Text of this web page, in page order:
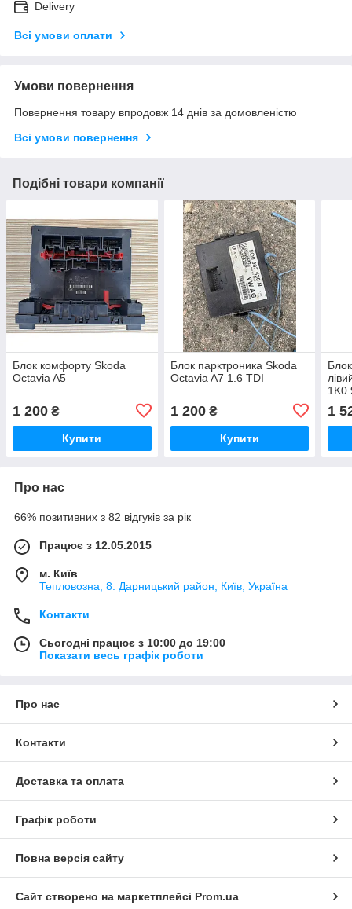
Delivery
Всі умови оплати
Умови повернення
Повернення товару впродовж 14 днів за домовленістю
Всі умови повернення
Подібні товари компанії
Блок комфорту Skoda
Octavia A5
1 200 ₴
Купити
Блок парктроника Skoda
Octavia A7 1.6 TDI
1 200₴
Купити
1K0
1
Про нас
66% позитивних з 82 відгуків за рік
Працює з 12.05.2015
м. Київ
Тепловозна, 8. Дарницький район, Київ, Україна
Контакти
Сьогодні працює з 10:00 до 19:00
Показати весь графік роботи
Про нас
Контакти
Доставка та оплата
Графік роботи
Повна версія сайту
Сайт створено на маркетплейсі Prom.ua